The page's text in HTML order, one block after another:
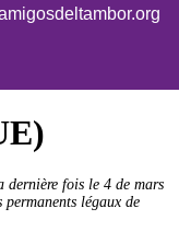
dernière fois le 4 de mars
permanents légaux de